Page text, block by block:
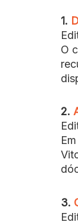
1.
O
2.
3.